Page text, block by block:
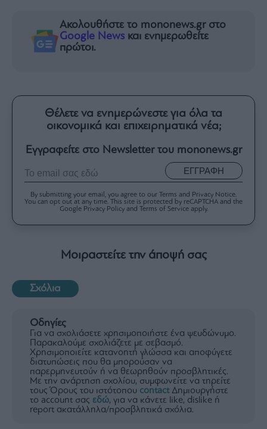
Ακολουθήστε το mononews.gr στο
Google News και ενημερωθείτε
πρώτοι.
Θέλετε να ενημερώνεστε για όλα τα
οικονομικά και επιχειρηματικά νέα;
Εγγραφείτε στο Newsletter του mononews.gr
ΕΓΓΡΑΦΗ
By submitting your email, you agree to our Terms and Privacy Notice.
You can opt out at any time. This site is protected by reCAPTCHA and the
Google Privacy Policy and Terms of Service apply.
Μοιραστείτε την άποψή σας
Σχόλια
Οδηγίες
Για να σχολιάσετε χρησιμοποιήστε ένα ψευδώνυμο.
Παρακαλούμε σχολιάζετε με σεβασμό.
Χρησιμοποιείτε κατανοητή γλώσσα και αποφύγετε
διατυπώσεις που θα μπορούσαν να
παρερμηνευτούν ή να θεωρηθούν προσβλητικές.
Με την ανάρτηση σχολίου, συμφωνείτε να τηρείτε
τους Όρους του ιστότοπου contactΔημιουργήστε
το account σας εδώ, για να κάνετε like, dislike ή
report ακατάλληλα/προσβλητικά σχόλια.